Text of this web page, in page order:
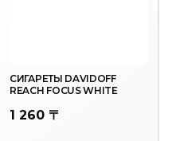
СИГАРЕТЫ DAVIDOFF
REACH FOCUS WHITE
1 260 〒